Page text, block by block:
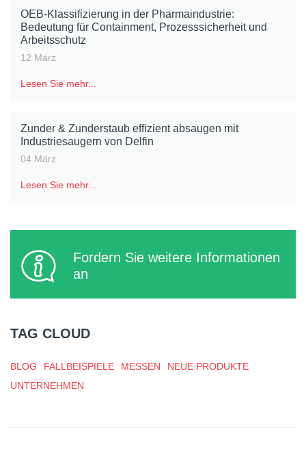
OEB-Klassifizierung in der Pharmaindustrie:
Bedeutung für Containment, Prozesssicherheit und
Arbeitsschutz
12 März
Lesen Sie mehr...
Zunder & Zunderstaub effizient absaugen mit
Industriesaugern von Delfin
04 März
Lesen Sie mehr...
Fordern Sie weitere Informationen
an
TAG CLOUD
BLOG FALLBEISPIELE MESSEN
NEUE PRODUKTE
UNTERNEHMEN